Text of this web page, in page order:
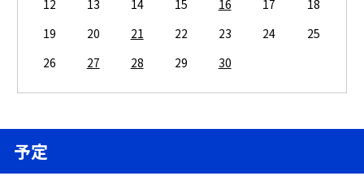
12
13 14 15 16 17
18
19
20 21 22 23 24
25
26
27 28 29 30
予定